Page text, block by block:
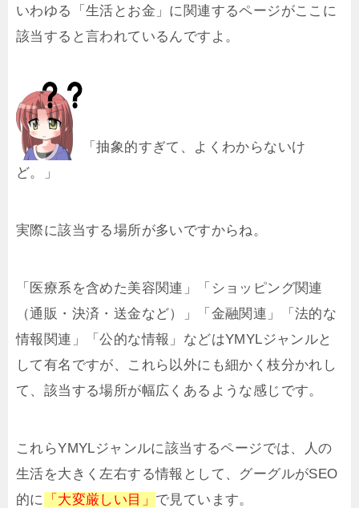
いわゆる「生活とお金」に関連するページがここに
該当すると言われているんですよ。
「抽象的すぎて、よくわからないけ
ど。」
実際に該当する場所が多いですからね。
「医療系を含めた美容関連」「ショッピング関連
（通販・決済・送金など）」「金融関連」「法的な
情報関連」「公的な情報」などはYMYLジャンルと
して有名ですが、これら以外にも細かく枝分かれし
て、該当する場所が幅広くあるような感じです。
これらYMYLジャンルに該当するページでは、人の
生活を大きく左右する情報として、グーグルがSEO
的に
「大変厳しい目」 で見ています。